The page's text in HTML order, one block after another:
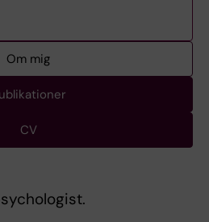
Om mig
CV